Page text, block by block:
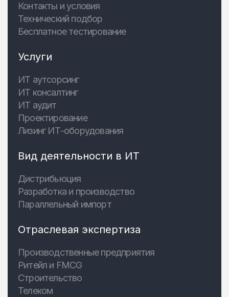
Контакты и условия
Технический подбор
Бесплатное тестирование
Услуги
ИТ аутсорсинг
ИТ консалтинг
ИТ аудит
Проектирование
Лизинг ИТ-оборудования
Вид деятельности в ИТ
Дистрибьюция
Разработка и производство
Параллельный импорт
Отраслевая экспертиза
Производственные предприятия
Ритейл и FMCG
Строительство
Телеком